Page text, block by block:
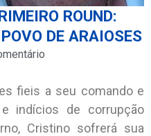
ROUND:
DE ARAIOSES
fieis a seu comando e
indícios de corrupção
Cristino sofrerá sua